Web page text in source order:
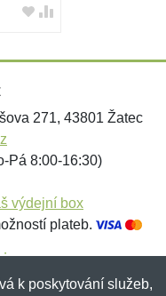
271, 43801 Žatec
Pá 8:00-16:30)
výdejní box
plateb.
k poskytování služeb,